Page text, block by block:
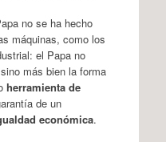
no se ha hecho
máquinas, como los
el Papa no
más bien la forma
herramienta de
de un
económica.